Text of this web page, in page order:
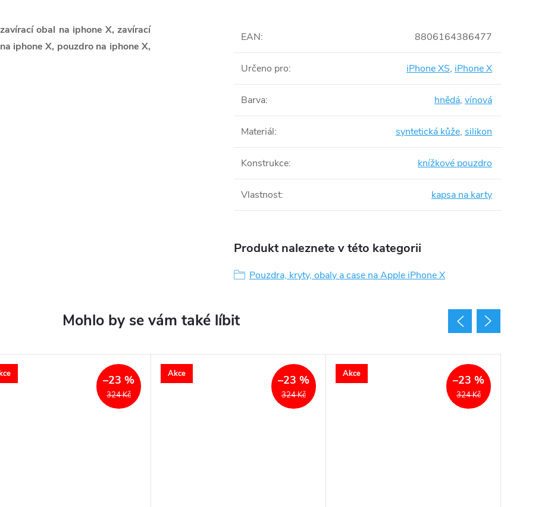
obal na iphone X, zavírací
iphone X, pouzdro na iphone X,
EAN: 8806164386477
Určeno pro: iPhone XS, iPhone X
Barva: hnědá, vínová
Materiál: syntetická kůže, silikon
Konstrukce: knížkové pouzdro
Vlastnost: kapsa na karty
Produkt naleznete v této kategorii
Pouzdra, kryty, obaly a case na Apple iPhone X
324 Kč
–23 % Akce
324 Kč
–23 % Akce
324 Kč
–23 %